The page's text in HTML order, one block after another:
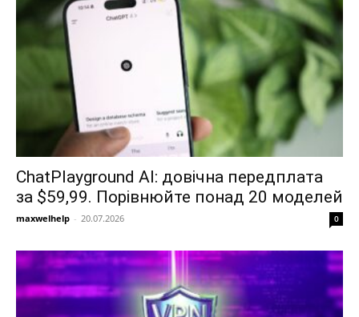
ChatPlayground AI: довічна передплата
за $59,99. Порівнюйте понад 20 моделей
maxwelhelp - 20.07.2026 0